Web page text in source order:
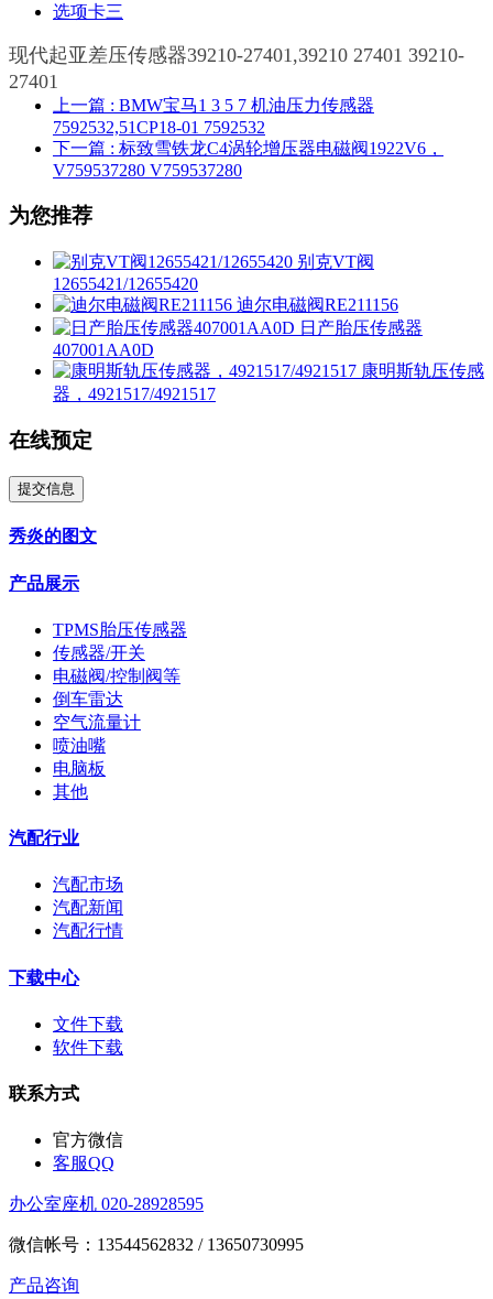
选项卡三
现代起亚差压传感器39210-27401,39210 27401 39210-
27401
上一篇 : BMW宝马1 3 5 7 机油压力传感器
7592532,51CP18-01 7592532
下一篇 : 标致雪铁龙C4涡轮增压器电磁阀1922V6，
V759537280 V759537280
为您推荐
别克VT阀
12655421/12655420
迪尔电磁阀RE211156
日产胎压传感器
407001AA0D
康明斯轨压传感
器，4921517/4921517
在线预定
提交信息
秀炎的图文
产品展示
TPMS胎压传感器
传感器/开关
电磁阀/控制阀等
倒车雷达
空气流量计
喷油嘴
电脑板
其他
汽配行业
汽配市场
汽配新闻
汽配行情
下载中心
文件下载
软件下载
联系方式
官方微信
客服QQ
办公室座机 020-28928595
微信帐号：13544562832 / 13650730995
产品咨询